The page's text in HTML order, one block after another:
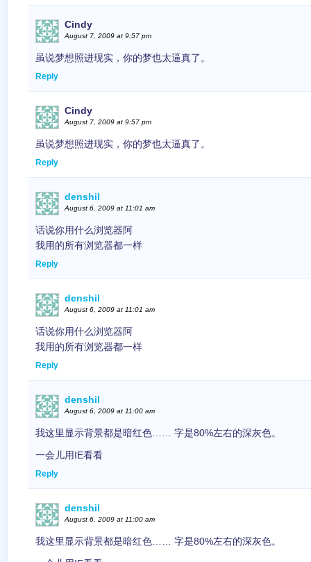
Cindy
August 7, 2009 at 9:57 pm
虽说梦想照进现实，你的梦也太逼真了。
Reply
Cindy
August 7, 2009 at 9:57 pm
虽说梦想照进现实，你的梦也太逼真了。
Reply
denshil
August 6, 2009 at 11:01 am
话说你用什么浏览器阿
我用的所有浏览器都一样
Reply
denshil
August 6, 2009 at 11:01 am
话说你用什么浏览器阿
我用的所有浏览器都一样
Reply
denshil
August 6, 2009 at 11:00 am
我这里显示背景都是暗红色…… 字是80%左右的深灰色。
一会儿用IE看看
Reply
denshil
August 6, 2009 at 11:00 am
我这里显示背景都是暗红色…… 字是80%左右的深灰色。